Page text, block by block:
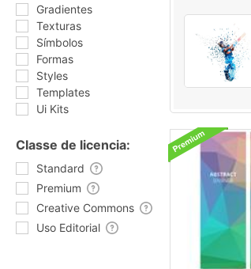
Gradientes
Texturas
Símbolos
Formas
Styles
Templates
Ui Kits
Classe de licencia:
Standard
Premium
Creative Commons
Uso Editorial